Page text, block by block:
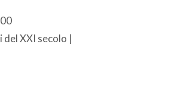
XXI secolo |